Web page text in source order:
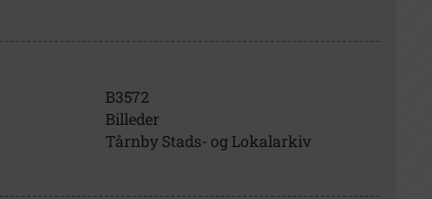
B3572
Billeder
Tårnby Stads- og Lokalarkiv